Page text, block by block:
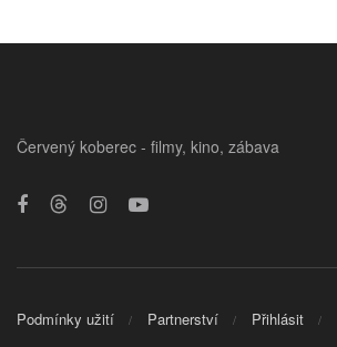
Červený koberec - filmy, kino, zábava
Podmínky užití Partnerství Přihlásit